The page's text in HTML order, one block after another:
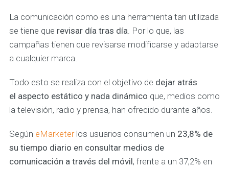
La comunicación como es una herramienta tan utilizada
se tiene que revisar día tras día . Por lo que, las
campañas tienen que revisarse modificarse y adaptarse
a cualquier marca.
Todo esto se realiza con el objetivo de dejar atrás
el aspecto estático y nada dinámico que, medios como
la televisión, radio y prensa, han ofrecido durante años.
Según eMarketer los usuarios consumen un 23,8% de
su tiempo diario en consultar medios de
comunicación a través del móvil, frente a un 37,2% en